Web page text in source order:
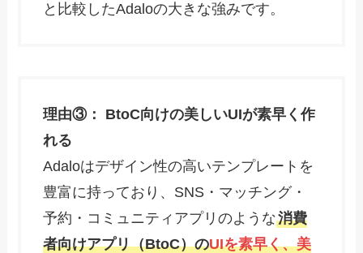
と比較したAdaloの大きな強みです。
理由③： BtoC向けの美しいUIが素早く作
れる
Adaloはデザイン性の高いテンプレートを
豊富に持っており、SNS・マッチング・
予約・コミュニティアプリのような消費
者向けアプリ（BtoC）のUIを素早く、美